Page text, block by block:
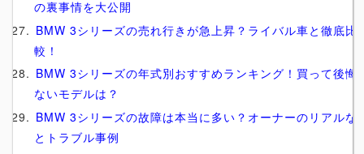
の裏事情を大公開
BMW 3シリーズの売れ行きが急上昇？ライバル車と徹底比
較！
BMW 3シリーズの年式別おすすめランキング！買って後悔
ないモデルは？
BMW 3シリーズの故障は本当に多い？オーナーのリアルな
とトラブル事例